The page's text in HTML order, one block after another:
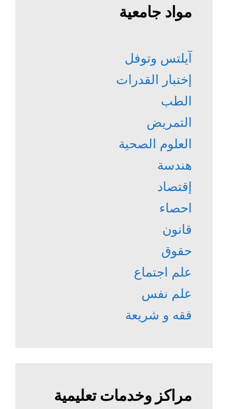
مواد جامعية
آيلتس وتوفل
إختبار القدرات
الطب
التمريض
العلوم الصحية
هندسة
إقتصاد
احصاء
قانون
حقوق
علم اجتماع
علم نفس
فقه و شريعة
مراكز وخدمات تعليمية